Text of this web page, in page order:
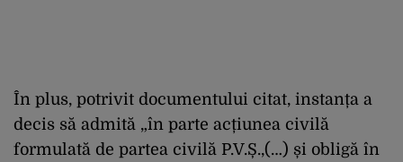
În plus, potrivit documentului citat, instanța a
decis să admită „în parte acțiunea civilă
formulată de partea civilă P.V.Ș.,(…) și obligă în